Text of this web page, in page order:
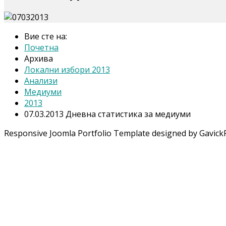
Вие сте на:
Почетна
Архива
Локални избори 2013
Анализи
Медиуми
2013
07.03.2013 Дневна статистика за медиуми
Responsive Joomla Portfolio Template designed by